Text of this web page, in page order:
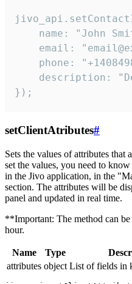
name: "John
email:
phone:
description:
});
setClientAtributes#
Sets the values ​​of attributes
set the values, you need to
in the Jivo application, in the
section. The attributes will be
panel and updated in real time.
**Important: The method can
hour.
Name Type
attributes object List of fields in